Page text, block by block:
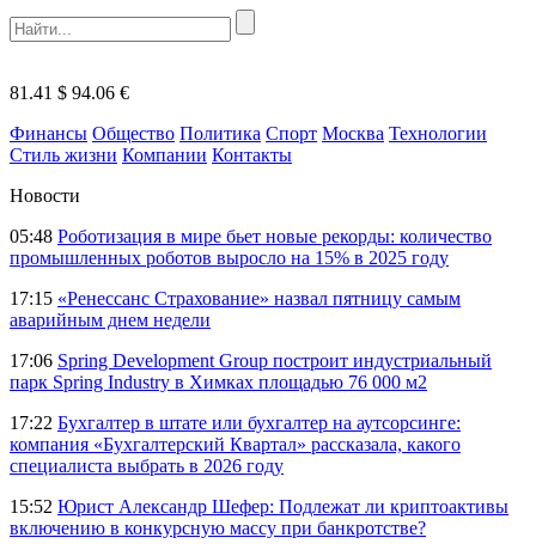
81.41 $ 94.06 €
Финансы Общество Политика Спорт Москва Технологии
Стиль жизни Компании Контакты
Новости
05:48 Роботизация в мире бьет новые рекорды: количество
промышленных роботов выросло на 15% в 2025 году
17:15 «Ренессанс Страхование» назвал пятницу самым
аварийным днем недели
17:06 Spring Development Group построит индустриальный
парк Spring Industry в Химках площадью 76 000 м2
17:22 Бухгалтер в штате или бухгалтер на аутсорсинге:
компания «Бухгалтерский Квартал» рассказала, какого
специалиста выбрать в 2026 году
15:52 Юрист Александр Шефер: Подлежат ли криптоактивы
включению в конкурсную массу при банкротстве?